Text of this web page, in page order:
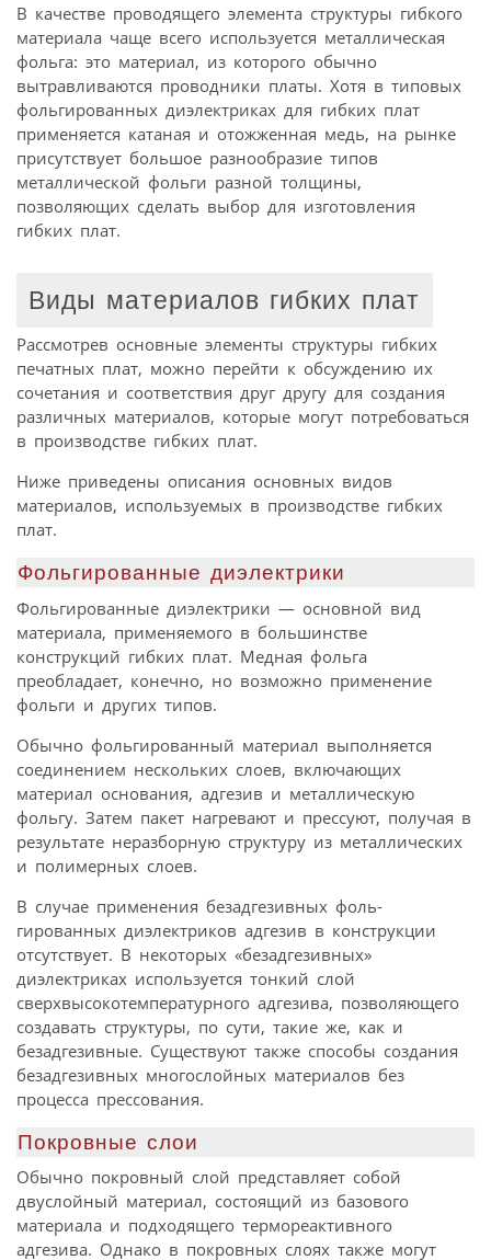
В качестве проводящего элемента структуры гибкого
материала чаще всего используется металлическая
фольга: это материал, из которого обычно
вытравливаются проводники платы. Хотя в типовых
фольгированных диэлектриках для гибких плат
применяется катаная и отожженная медь, на рынке
присутствует большое разнообразие типов
металлической фольги разной толщины,
позволяющих сделать выбор для изготовления
гибких плат.
Виды материалов гибких плат
Рассмотрев основные элементы структуры гибких
печатных плат, можно перейти к обсуждению их
сочетания и соответствия друг другу для создания
различных материалов, которые могут потребоваться
в производстве гибких плат.
Ниже приведены описания основных видов
материалов, используемых в производстве гибких
плат.
Фольгированные диэлектрики
Фольгированные диэлектрики — основной вид
материала, применяемого в большинстве
конструкций гибких плат. Медная фольга
преобладает, конечно, но возможно применение
фольги и других типов.
Обычно фольгированный материал выполняется
соединением нескольких слоев, включающих
материал основания, адгезив и металлическую
фольгу. Затем пакет нагревают и прессуют, получая в
результате неразборную структуру из металлических
и полимерных слоев.
В случае применения безадгезивных фоль-
гированных диэлектриков адгезив в конструкции
отсутствует. В некоторых «безадгезивных»
диэлектриках используется тонкий слой
сверхвысокотемпературного адгезива, позволяющего
создавать структуры, по сути, такие же, как и
безадгезивные. Существуют также способы создания
безадгезивных многослойных материалов без
процесса прессования.
Покровные слои
Обычно покровный слой представляет собой
двуслойный материал, состоящий из базового
материала и подходящего термореактивного
адгезива. Однако в покровных слоях также могут